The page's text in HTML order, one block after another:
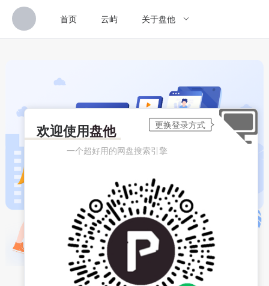
首页 云屿 关于盘他
欢迎使用盘他
一个超好用的网盘搜索引擎